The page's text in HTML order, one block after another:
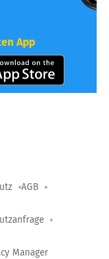
App
AGB
Manager